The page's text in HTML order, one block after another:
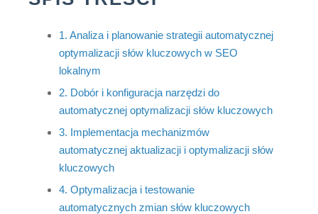
1. Analiza i planowanie strategii automatycznej
optymalizacji słów kluczowych w SEO
lokalnym
2. Dobór i konfiguracja narzędzi do
automatycznej optymalizacji słów kluczowych
3. Implementacja mechanizmów
automatycznej aktualizacji i optymalizacji słów
kluczowych
4. Optymalizacja i testowanie
automatycznych zmian słów kluczowych